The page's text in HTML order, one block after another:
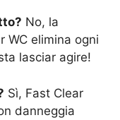
No, la
WC elimina ogni
lasciar agire!
Sì, Fast Clear
danneggia